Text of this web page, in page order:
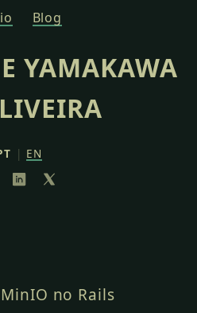
Blog
YAMAKAWA
| EN
no Rails